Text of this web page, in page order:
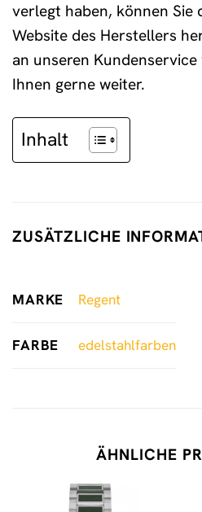
verlegt haben, können Sie
Website des Herstellers
an unseren
Ihnen gerne weiter.
Inhalt
ZUSÄTZLICHE
MARKE Regent
FARBE edelstahlfarben
ÄHNLICHE